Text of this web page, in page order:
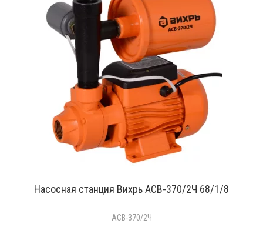
Насосная станция Вихрь АСВ-370/2Ч 68/1/8
АСВ-370/2Ч